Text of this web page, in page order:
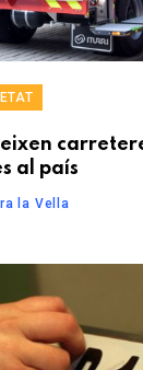
al país
la Vella